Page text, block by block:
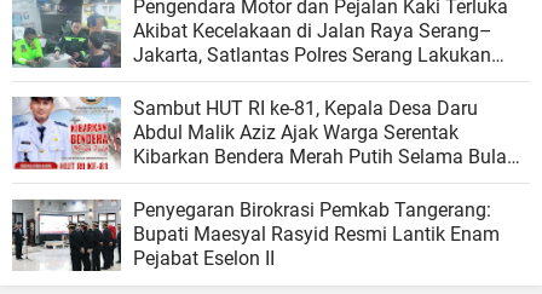
Pengendara Motor dan Pejalan Kaki Terluka
Akibat Kecelakaan di Jalan Raya Serang–
Jakarta, Satlantas Polres Serang Lakukan
Penanganan Cepat
Sambut HUT RI ke-81, Kepala Desa Daru
Abdul Malik Aziz Ajak Warga Serentak
Kibarkan Bendera Merah Putih Selama Bulan
Agustus
Penyegaran Birokrasi Pemkab Tangerang:
Bupati Maesyal Rasyid Resmi Lantik Enam
Pejabat Eselon II